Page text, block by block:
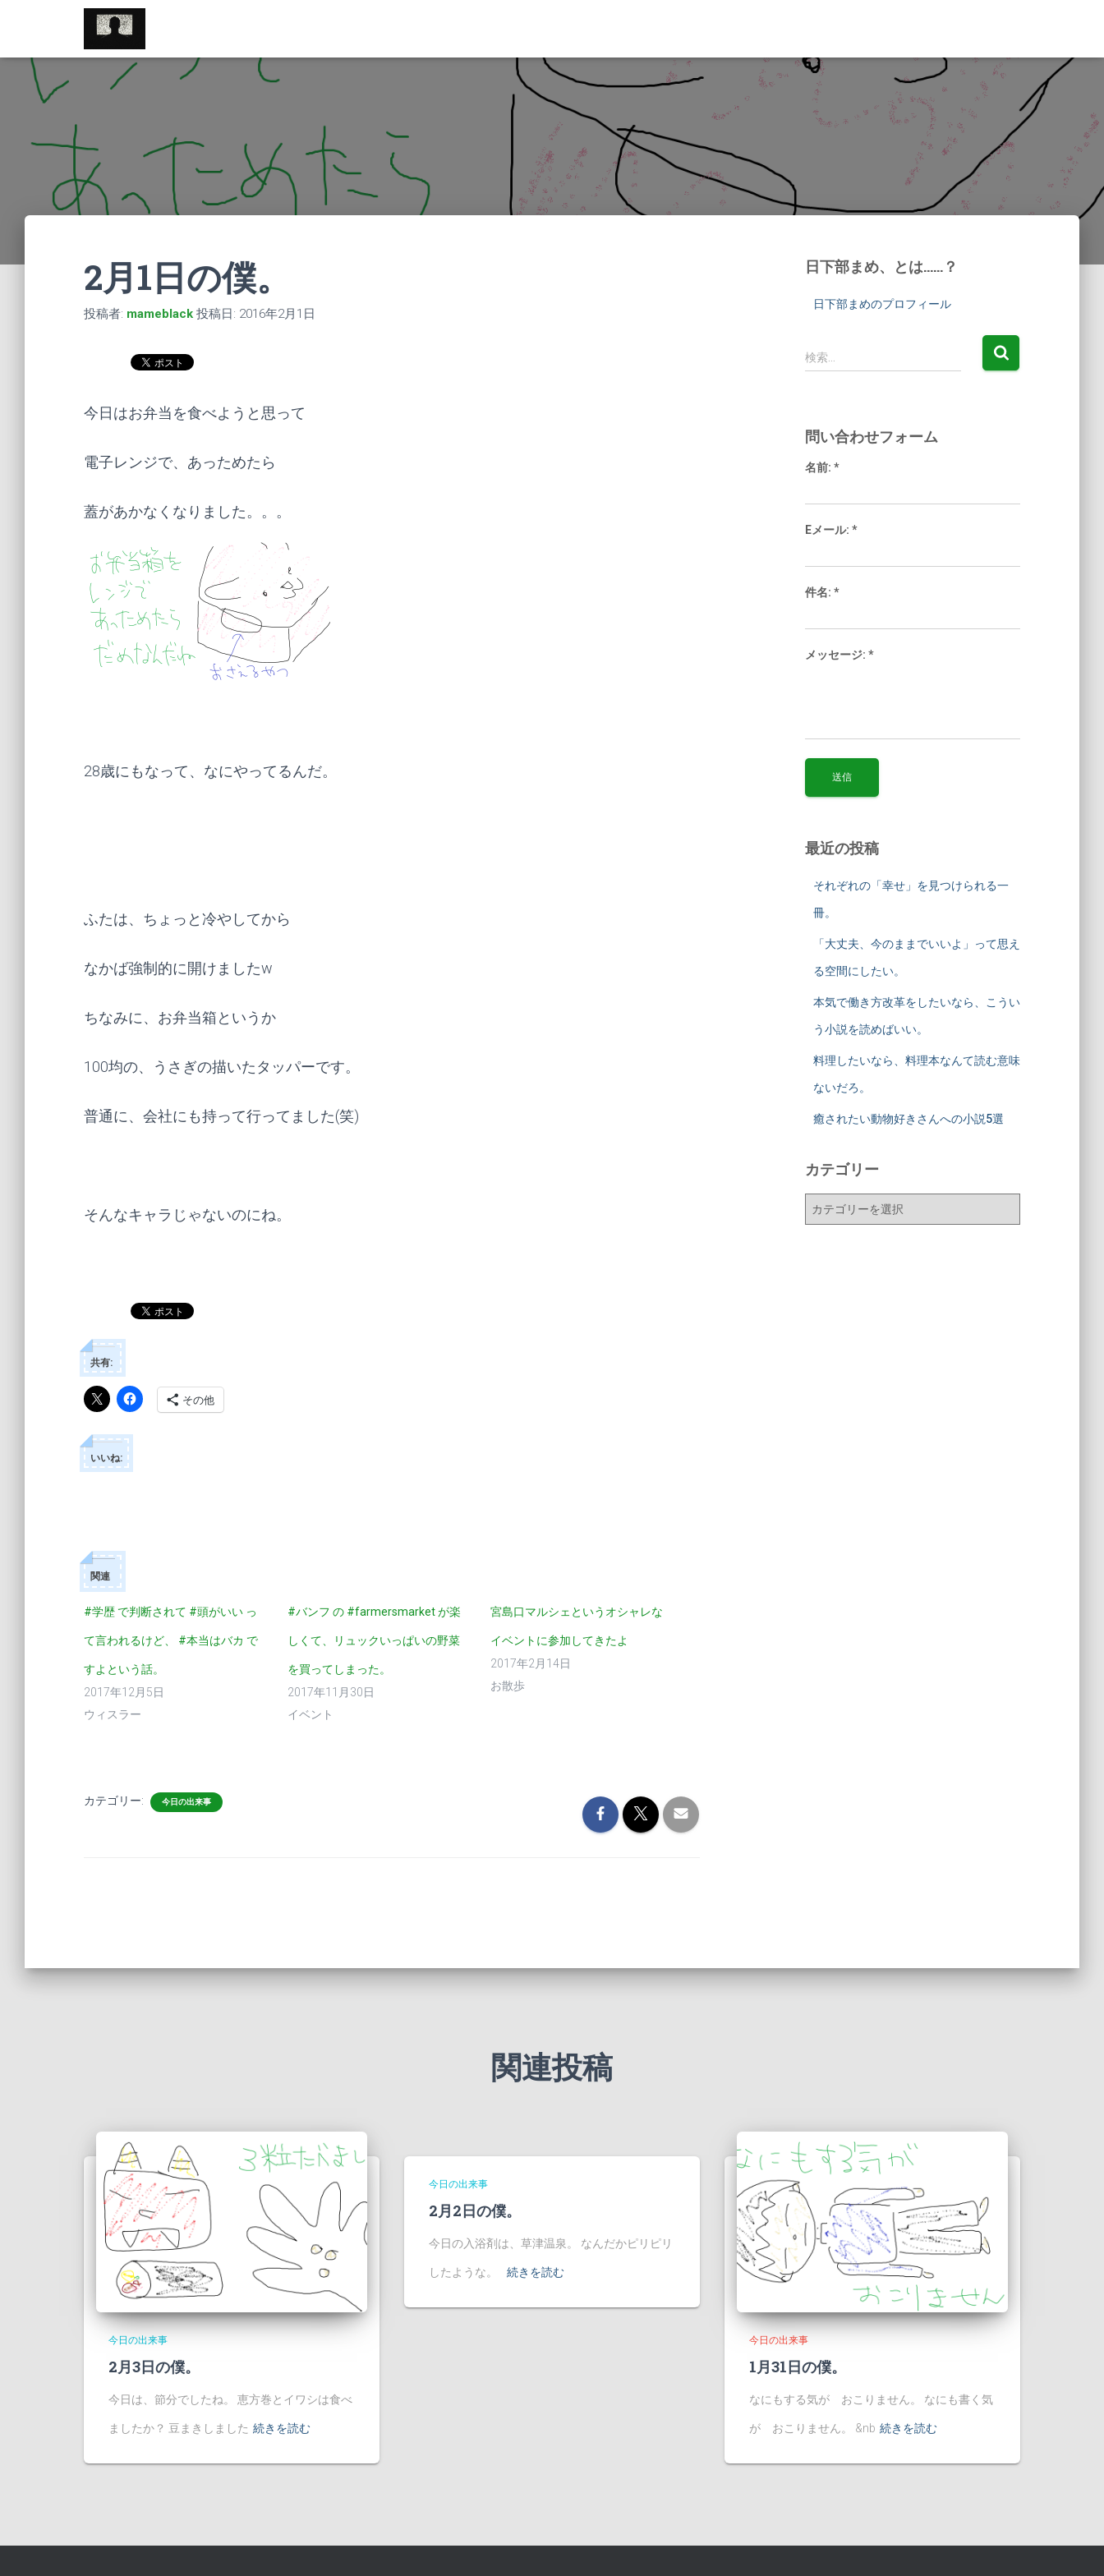
//pagead2.googlesyndication.com/pagead/js/adsbygoogle.js
2月1日の僕。
投稿者: mameblack 投稿日: 2016年2月1日
今日はお弁当を食べようと思って
電子レンジで、あっためたら
蓋があかなくなりました。。。
28歳にもなって、なにやってるんだ。
ふたは、ちょっと冷やしてから
なかば強制的に開けましたw
ちなみに、お弁当箱というか
100均の、うさぎの描いたタッパーです。
普通に、会社にも持って行ってました(笑)
そんなキャラじゃないのにね。
共有:
その他
いいね:
関連
#学歴 で判断されて #頭がいい っ
て言われるけど、 #本当はバカ で
すよという話。
2017年12月5日
ウィスラー
#バンフ の #farmersmarket が楽
しくて、リュックいっぱいの野菜
を買ってしまった。
2017年11月30日
イベント
宮島口マルシェというオシャレな
イベントに参加してきたよ
2017年2月14日
お散歩
カテゴリー: 今日の出来事
日下部まめ、とは……？
日下部まめのプロフィール
検
索:
検索…
問い合わせフォーム
名前: *
Eメール: *
件名: *
メッセージ: *
最近の投稿
それぞれの「幸せ」を見つけられる一
冊。
「大丈夫、今のままでいいよ」って思え
る空間にしたい。
本気で働き方改革をしたいなら、こうい
う小説を読めばいい。
料理したいなら、料理本なんて読む意味
ないだろ。
癒されたい動物好きさんへの小説5選
カテゴリー
関連投稿
今日の出来事
2月3日の僕。
今日は、節分でしたね。 恵方巻とイワシは食べ
ましたか？ 豆まきしました 続きを読む
今日の出来事
2月2日の僕。
今日の入浴剤は、草津温泉。 なんだかピリピリ
したような。 続きを読む
今日の出来事
1月31日の僕。
なにもする気が おこりません。 なにも書く気
が おこりません。 &nb 続きを読む